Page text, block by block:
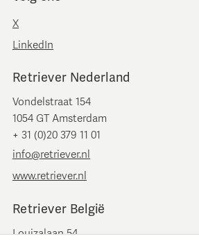
X
LinkedIn
Retriever Nederland
Vondelstraat 154
1054 GT Amsterdam
+ 31 (0)20 379 11 01
info@retriever.nl
www.retriever.nl
Retriever België
Louizalaan 54